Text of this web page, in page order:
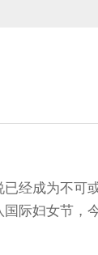
经成为不可
际妇女节，